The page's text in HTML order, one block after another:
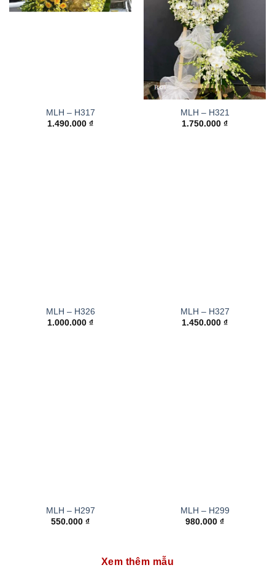
MLH – H317
1.490.000 ₫
MLH – H321
1.750.000 ₫
MLH – H326
1.000.000 ₫
MLH – H327
1.450.000 ₫
MLH – H297
550.000 ₫
MLH – H299
980.000 ₫
Xem thêm mẫu